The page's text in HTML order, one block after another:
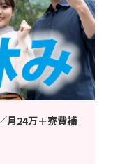
月24万＋寮費補